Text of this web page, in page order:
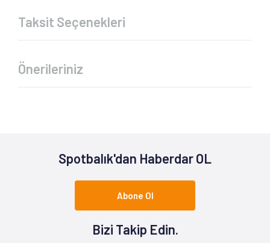
Taksit Seçenekleri
Önerileriniz
Spotbalık'dan Haberdar OL
Abone Ol
Bizi Takip Edin.